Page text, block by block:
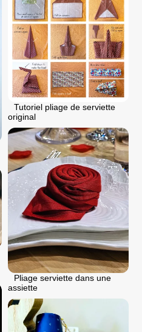
Tutoriel pliage de serviette
original
Pliage serviette dans une
assiette